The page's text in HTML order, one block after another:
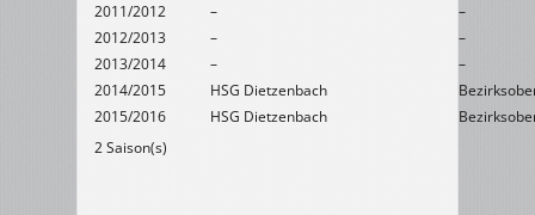
2011/2012
–
–
2012/2013
–
–
2013/2014
–
–
2014/2015
HSG Dietzenbach
2015/2016
HSG Dietzenbach
2 Saison(s)